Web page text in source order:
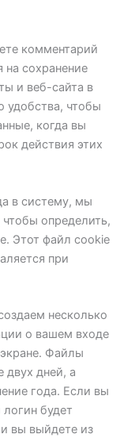
комментарий
на сохранение
и веб-сайта в
удобства, чтобы
когда вы
действия этих
в систему, мы
определить,
Этот файл cookie
при
несколько
о вашем входе
Файлы
двух дней, а
года. Если вы
будет
вы выйдете из